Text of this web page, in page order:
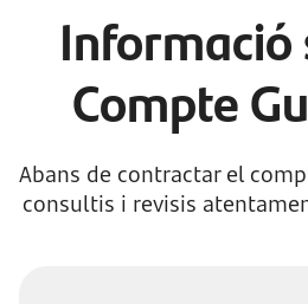
Informació
Compte
Abans de contractar el
consultis i revisis